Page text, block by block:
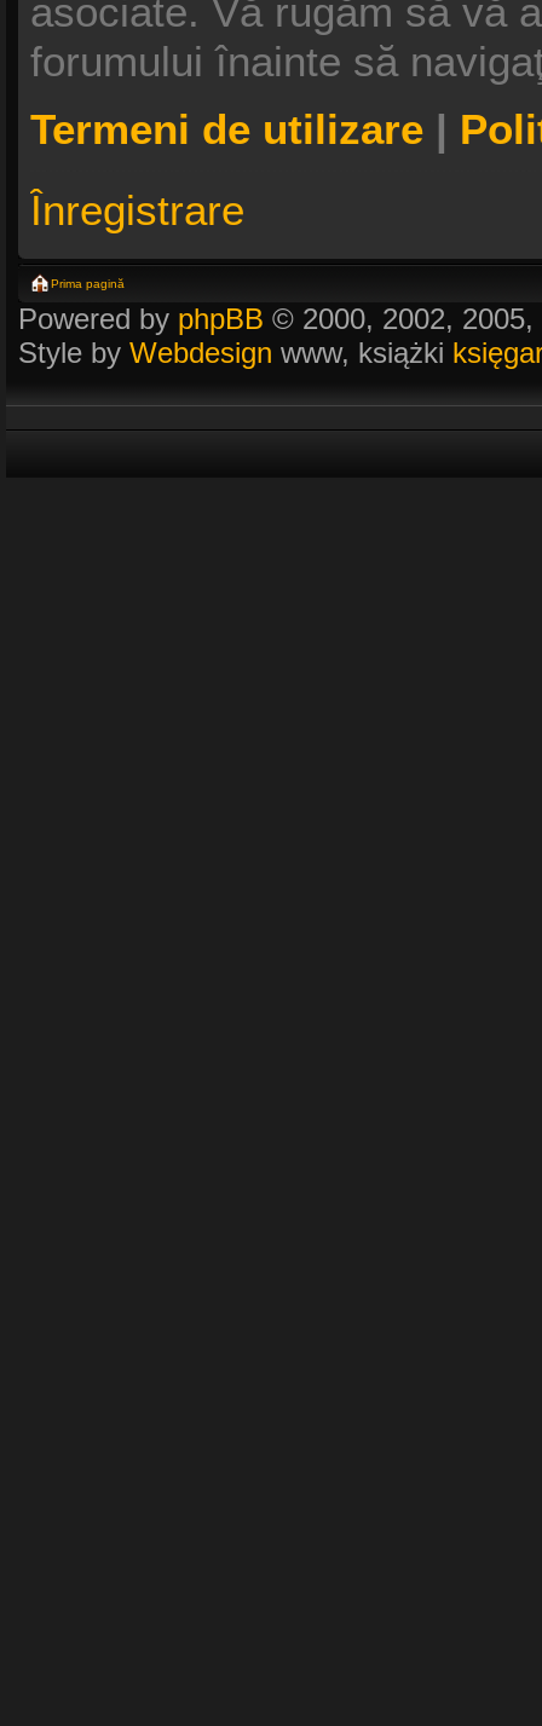
asociate. Vă rugăm să vă
forumului înainte să
Termeni de utilizare|
Înregistrare
Prima pagină
Powered by phpBB © 2000, 2002,
Style by Webdesign www, książki